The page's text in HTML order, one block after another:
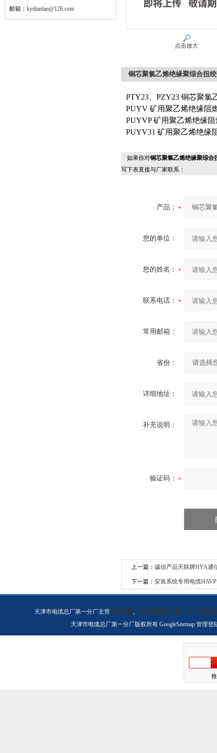
邮箱： kydianlan@126.com
点击放大
铜芯聚氯乙烯绝缘聚综合扭
PTY23、PZY23 铜芯聚氯
PUYV 矿用聚乙烯绝缘阻
PUYVP 矿用聚乙烯绝缘
PUYV31 矿用聚乙烯绝缘
如果你对铜芯聚氯乙烯绝缘聚综合
写下表直接与厂家联系：
产品：
您的单位：
您的姓名：
联系电话：
常用邮箱：
省份：
详细地址：
补充说明：
验证码：
上一篇： 诚信产品天联牌HYA通
下一篇： 安装系统专用电缆
天津市电缆总厂第一分厂主营天联电缆,天津市电缆总厂第一分厂天联电
天津市电缆总厂第一分厂版权所有 GoogleSitemap 管理登